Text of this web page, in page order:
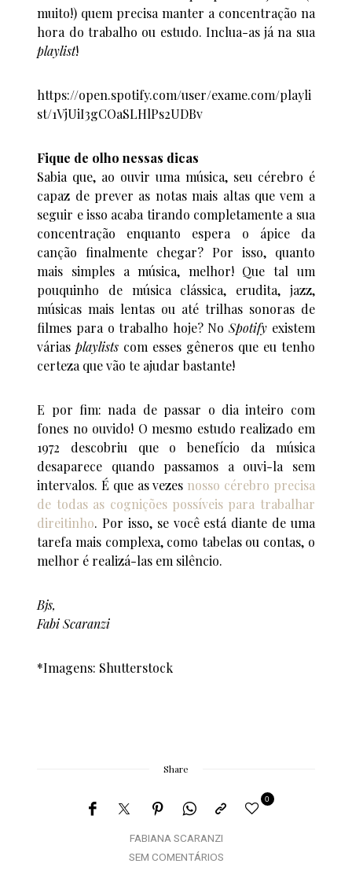
muito!) quem precisa manter a concentração na
hora do trabalho ou estudo. Inclua-as já na sua
playlist!
https://open.spotify.com/user/exame.com/playli
st/1VjUiI3gCOaSLHlPs2UDBv
Fique de olho nessas dicas
Sabia que, ao ouvir uma música, seu cérebro é
capaz de prever as notas mais altas que vem a
seguir e isso acaba tirando completamente a sua
concentração enquanto espera o ápice da
canção finalmente chegar? Por isso, quanto
mais simples a música, melhor! Que tal um
pouquinho de música clássica, erudita, jazz,
músicas mais lentas ou até trilhas sonoras de
filmes para o trabalho hoje? NoSpotify existem
váriasplaylists com esses gêneros que eu tenho
certeza que vão te ajudar bastante!
E por fim: nada de passar o dia inteiro com
fones no ouvido! O mesmo estudo realizado em
1972 descobriu que o benefício da música
desaparece quando passamos a ouvi-la sem
intervalos. É que as vezes nosso cérebro precisa
de todas as cognições possíveis para trabalhar
direitinho. Por isso, se você está diante de uma
tarefa mais complexa, como tabelas ou contas, o
melhor é realizá-las em silêncio.
Bjs,
Fabi Scaranzi
*Imagens: Shutterstock
Share
FABIANA SCARANZI
0
SEM COMENTÁRIOS